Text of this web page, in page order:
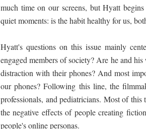
much time on our screens, but Hyatt
quiet moments: is the habit healthy for us,
Hyatt's questions on this issue mainly
engaged members of society? Are he and
distraction with their phones? And most
our phones? Following this line, the
professionals, and pediatricians. Most of
the negative effects of people creating
people's online personas.